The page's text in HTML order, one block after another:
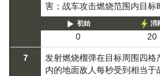
害；战车攻击燃烧范围内目标
初始
0
消
20
7 发射燃烧榴弹在目标周围四格
内的地面敌人每秒受到相当于